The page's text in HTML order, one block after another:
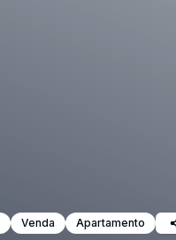
Venda Apartamento